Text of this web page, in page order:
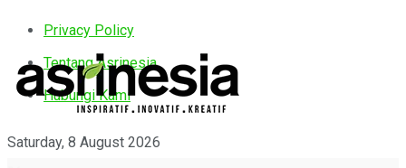
Privacy Policy
Tentang Asrinesia
Hubungi Kami
Saturday, 8 August 2026